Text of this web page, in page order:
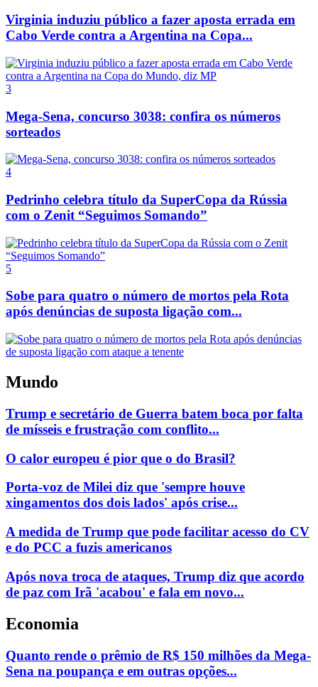
Virginia induziu público a fazer aposta errada em
Cabo Verde contra a Argentina na Copa...
3
Mega-Sena, concurso 3038: confira os números
sorteados
4
Pedrinho celebra título da SuperCopa da Rússia
com o Zenit “Seguimos Somando”
5
Sobe para quatro o número de mortos pela Rota
após denúncias de suposta ligação com...
Mundo
Trump e secretário de Guerra batem boca por falta
de mísseis e frustração com conflito...
O calor europeu é pior que o do Brasil?
Porta-voz de Milei diz que 'sempre houve
xingamentos dos dois lados' após crise...
A medida de Trump que pode facilitar acesso do CV
e do PCC a fuzis americanos
Após nova troca de ataques, Trump diz que acordo
de paz com Irã 'acabou' e fala em novo...
Economia
Quanto rende o prêmio de R$ 150 milhões da Mega-
Sena na poupança e em outras opções...